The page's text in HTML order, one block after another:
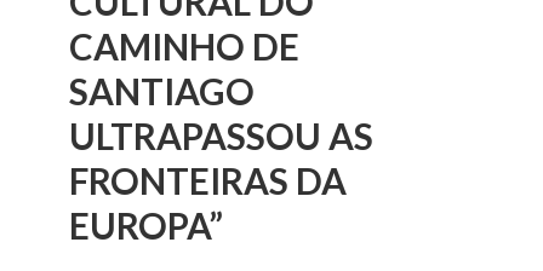
CAMINHO DE
SANTIAGO
ULTRAPASSOU AS
FRONTEIRAS DA
EUROPA”